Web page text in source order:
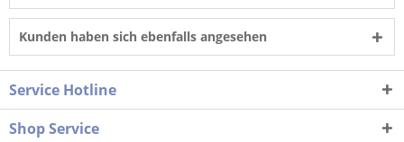
Kunden haben sich ebenfalls angesehen
Service Hotline
Shop Service